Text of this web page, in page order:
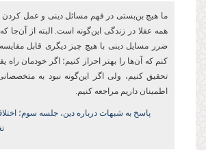
ما هیچ بن‌بستی در فهم مسائل دینی و عمل کردن
همه عقلا در زندگی این‌گونه است. البته از آن‌جا
ضرر مسایل دینی با هیچ چیز دیگری قابل
کنم که آن‌ها را بهتر احراز کنیم؛ اگر خودمان راه
تحقیق کنیم، ولی اگر این‌گونه نبود به
اطمینان داریم مراجعه کنیم.
پاسخ به شبهات درباره دین،‌ جلسه سوم؛